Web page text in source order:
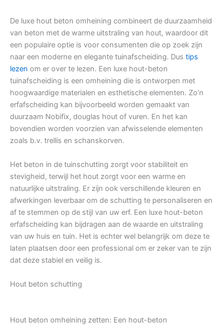
De luxe hout beton omheining combineert de duurzaamheid
van beton met de warme uitstraling van hout, waardoor dit
een populaire optie is voor consumenten die op zoek zijn
naar een moderne en elegante tuinafscheiding. Dus tips
lezen om er over te lezen. Een luxe hout-beton
tuinafscheiding is een omheining die is ontworpen met
hoogwaardige materialen en esthetische elementen. Zo’n
erfafscheiding kan bijvoorbeeld worden gemaakt van
duurzaam Nobifix, douglas hout of vuren. En het kan
bovendien worden voorzien van afwisselende elementen
zoals b.v. trellis en schanskorven.
Het beton in de tuinschutting zorgt voor stabiliteit en
stevigheid, terwijl het hout zorgt voor een warme en
natuurlijke uitstraling. Er zijn ook verschillende kleuren en
afwerkingen leverbaar om de schutting te personaliseren en
af te stemmen op de stijl van uw erf. Een luxe hout-beton
erfafscheiding kan bijdragen aan de waarde en uitstraling
van uw huis en tuin. Het is echter wel belangrijk om deze te
laten plaatsen door een professional om er zeker van te zijn
dat deze stabiel en veilig is.
Hout beton schutting
Hout beton omheining zetten: Een hout-beton